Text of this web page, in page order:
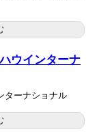
ウインターナ
ターナショナル